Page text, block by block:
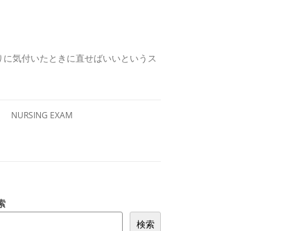
気付いたときに直せばいいというス
NURSING EXAM
検索